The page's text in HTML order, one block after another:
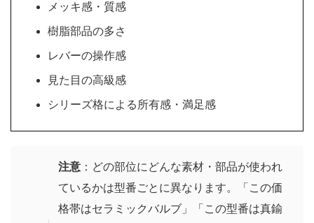
メッキ感・質感
樹脂部品の多さ
レバーの操作感
見た目の高級感
シリーズ格による所有感・満足感
注意：どの部位にどんな素材・部品が使われ
ているかは型番ごとに異なります。「この価
格帯はセラミックバルブ」「この型番は真鍮